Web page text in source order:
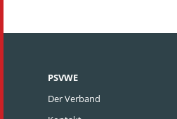
PSVWE
Der Verband